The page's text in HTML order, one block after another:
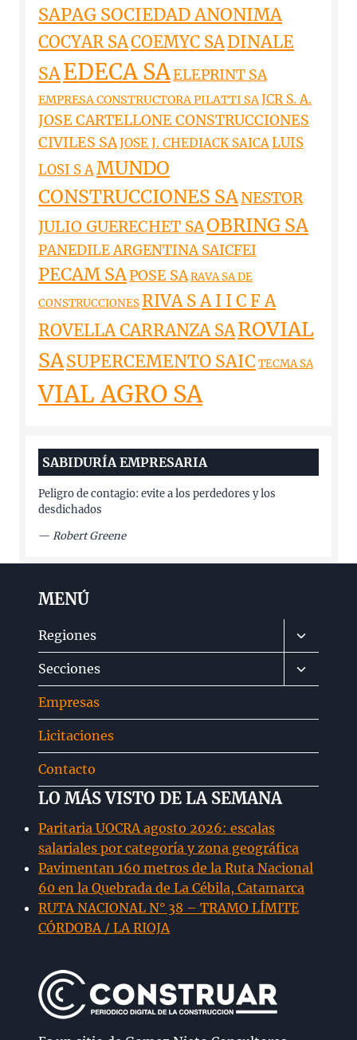
SAPAG SOCIEDAD ANONIMA
COCYAR SACOEMYC SADINALE
SAEDECA SAELEPRINT SA
EMPRESA CONSTRUCTORA PILATTI SAJCR S. A.
JOSE CARTELLONE CONSTRUCCIONES
CIVILES SAJOSE J. CHEDIACK SAICALUIS
LOSI S AMUNDO
CONSTRUCCIONES SANESTOR
JULIO GUERECHET SAOBRING SA
PANEDILE ARGENTINA SAICFEI
PECAM SAPOSE SARAVA SA DE
CONSTRUCCIONES RIVA S A I I C F A
ROVELLA CARRANZA SAROVIAL
SASUPERCEMENTO SAIC TECMA SA
VIAL AGRO SA
SABIDURÍA EMPRESARIA
Peligro de contagio: evite a los perdedores y los
desdichados
— Robert Greene
MENÚ
Regiones
Alternar
menú
hijo
Secciones
Alternar
menú
Empresas
Licitaciones
Contacto
LO MÁS VISTO DE LA SEMANA
Paritaria UOCRA agosto 2026: escalas
salariales por categoría y zona geográfica
Pavimentan 160 metros de la Ruta Nacional
60 en la Quebrada de La Cébila, Catamarca
RUTA NACIONAL N° 38 – TRAMO LÍMITE
CÓRDOBA / LA RIOJA